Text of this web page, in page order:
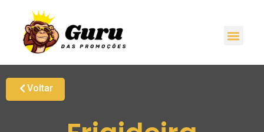
Voltar